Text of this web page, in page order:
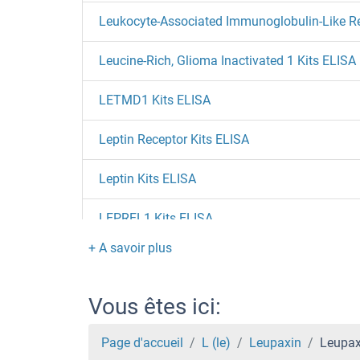
Leukocyte-Associated Immunoglobulin-Like
Leucine-Rich, Glioma Inactivated 1 Kits ELISA
LETMD1 Kits ELISA
Leptin Receptor Kits ELISA
Leptin Kits ELISA
LEPREL1 Kits ELISA
Leprecan-Like 4 Kits ELISA
LEPRE1 Kits ELISA
LEMD3 Kits ELISA
Vous êtes ici:
Page d'accueil L (le) Leupaxin